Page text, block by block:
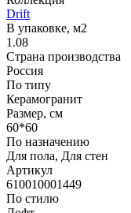
Drift
В упаковке, м2
1.08
Страна производства
Россия
По типу
Керамогранит
Размер, см
60*60
По назначению
Для пола, Для стен
Артикул
610010001449
По стилю